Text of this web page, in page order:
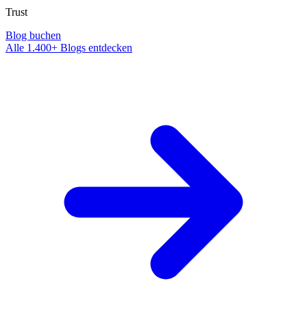
Trust
Blog buchen
Alle 1.400+ Blogs entdecken